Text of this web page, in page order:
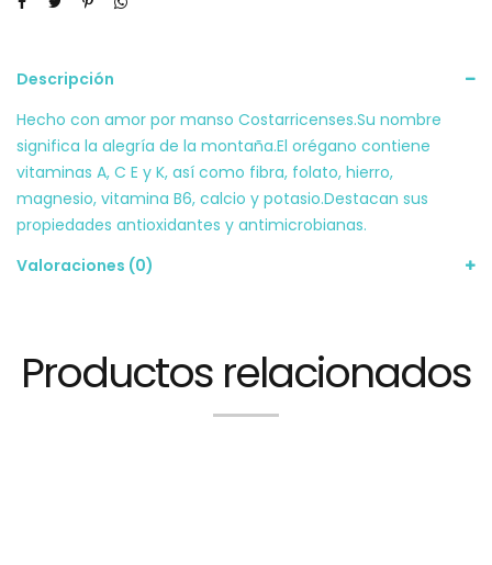
Descripción
Hecho con amor por manso Costarricenses.Su nombre
significa la alegría de la montaña.El orégano contiene
vitaminas A, C E y K, así como fibra, folato, hierro,
magnesio, vitamina B6, calcio y potasio.Destacan sus
propiedades antioxidantes y antimicrobianas.
Valoraciones (0)
Productos relacionados